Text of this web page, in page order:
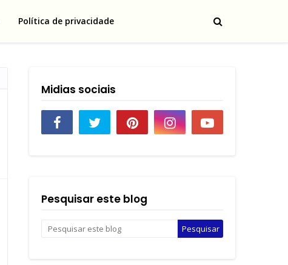
Política de privacidade
Midias sociais
Pesquisar este blog